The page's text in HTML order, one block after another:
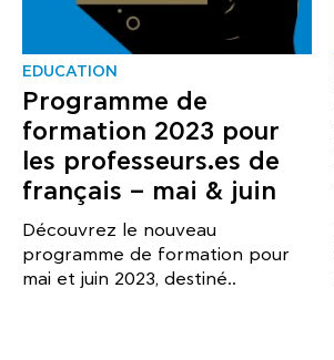
EDUCATION
Programme de
formation 2023 pour
les professeurs.es de
français – mai & juin
Découvrez le nouveau
programme de formation pour
mai et juin 2023, destiné..